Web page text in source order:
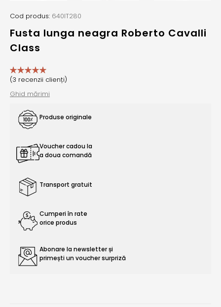
Cod produs: 640IT280
Fusta lunga neagra Roberto Cavalli
Class
(3 recenzii clienți)
Ghid mărimi
Produse originale
Voucher cadou la
a doua comandă
Transport gratuit
Cumperi în rate
orice produs
Abonare la newsletter și
primești un voucher surpriză